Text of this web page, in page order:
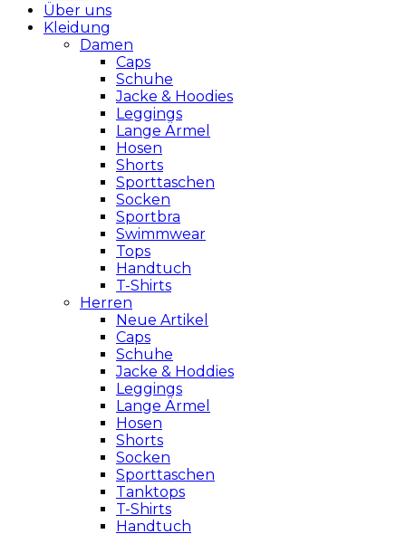
Über uns
Kleidung
Damen
Caps
Schuhe
Jacke & Hoodies
Leggings
Lange Ärmel
Hosen
Shorts
Sporttaschen
Socken
Sportbra
Swimmwear
Tops
Handtuch
T-Shirts
Herren
Neue Artikel
Caps
Schuhe
Jacke & Hoddies
Leggings
Lange Ärmel
Hosen
Shorts
Socken
Sporttaschen
Tanktops
T-Shirts
Handtuch